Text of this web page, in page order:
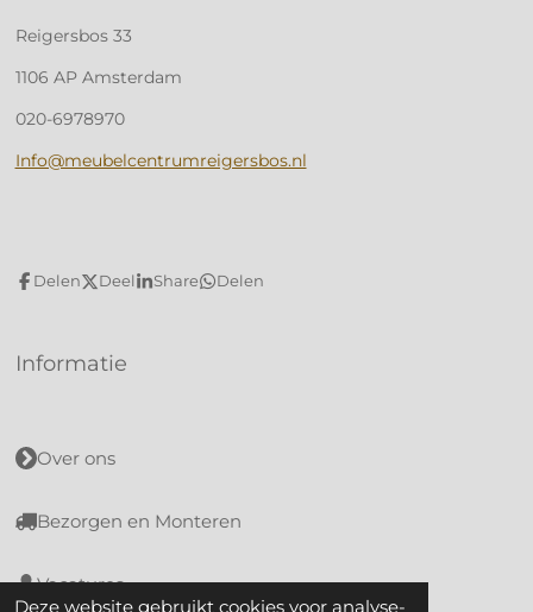
Deze website gebruikt cookies voor analyse-
Reigersbos 33
1106 AP Amsterdam
020-6978970
Info@meubelcentrumreigersbos.nl
Delen Deel Share Delen
Informatie
Over ons
Bezorgen en Monteren
Vacatures